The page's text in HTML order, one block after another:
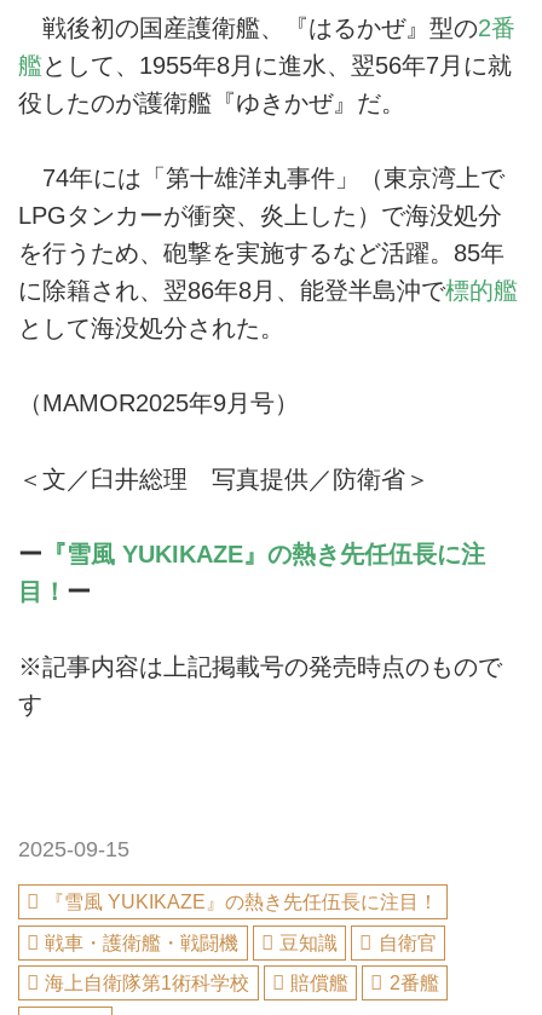
戦後初の国産護衛艦、『はるかぜ』型の2番
艦として、1955年8月に進水、翌56年7月に就
役したのが護衛艦『ゆきかぜ』だ。
74年には「第十雄洋丸事件」（東京湾上で
LPGタンカーが衝突、炎上した）で海没処分
を行うため、砲撃を実施するなど活躍。85年
に除籍され、翌86年8月、能登半島沖で標的艦
として海没処分された。
（MAMOR2025年9月号）
＜文／臼井総理 写真提供／防衛省＞
ー 『雪風 YUKIKAZE』の熱き先任伍長に注
目！ ー
※記事内容は上記掲載号の発売時点のもので
す
2025-09-15
『雪風 YUKIKAZE』の熱き先任伍長に注目！
戦車・護衛艦・戦闘機
豆知識
自衛官
海上自衛隊第1術科学校
賠償艦
2番艦